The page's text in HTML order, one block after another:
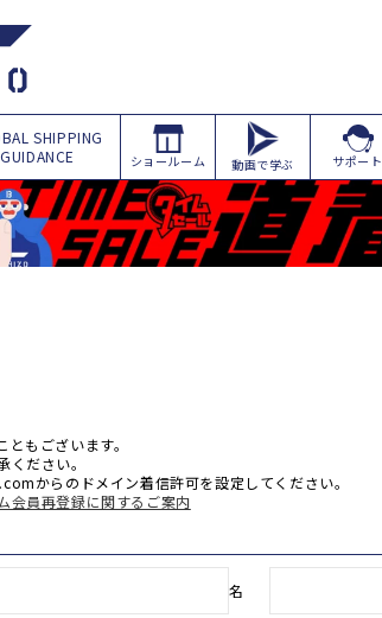
SHIPPING
GUIDANCE
ショールーム 動画で学ぶ サポート
もございます。
ださい。
からのドメイン着信許可を設定してください。
会員再登録に関するご案内
名